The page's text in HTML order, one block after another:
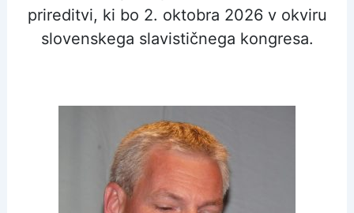
prireditvi, ki bo 2. oktobra 2026 v okviru
slovenskega slavističnega kongresa.